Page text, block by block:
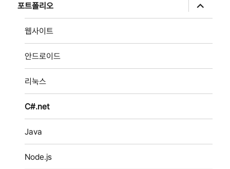
포트폴리오
위
메
장
웹사이트
안드로이드
리눅스
C#.net
Java
Node.js